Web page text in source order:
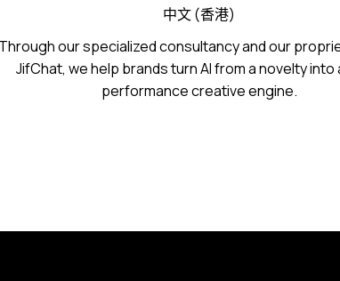
中文 (香港)
Through our specialized consultancy and our
JifChat, we help brands turn AI from a novelty into
performance creative engine.